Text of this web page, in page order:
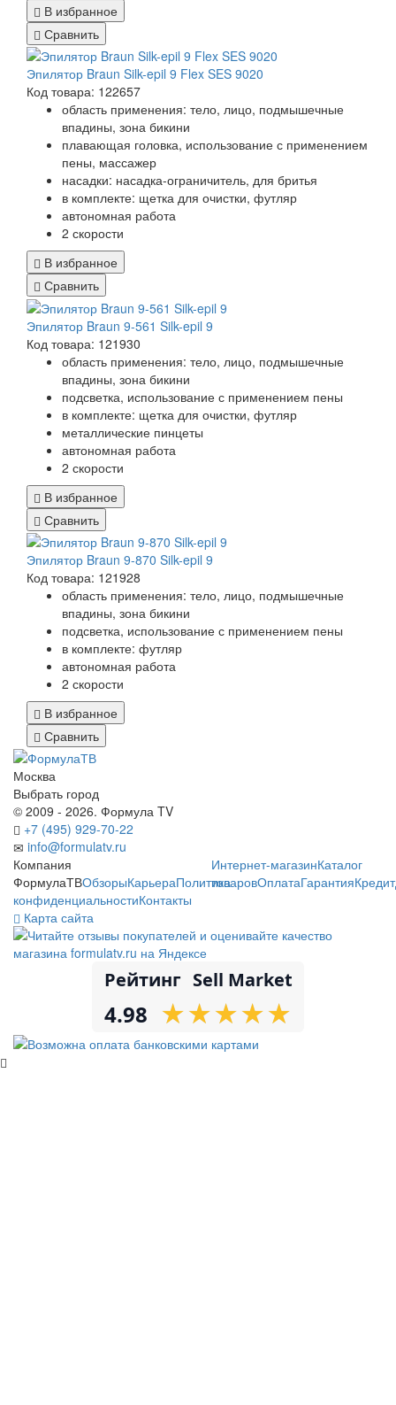
В избранное
Сравнить
Эпилятор Braun Silk-epil 9 Flex SES 9020
Код товара: 122657
область применения: тело, лицо, подмышечные
впадины, зона бикини
плавающая головка, использование с применением
пены, массажер
насадки: насадка-ограничитель, для бритья
в комплекте: щетка для очистки, футляр
автономная работа
2 скорости
В избранное
Сравнить
Эпилятор Braun 9-561 Silk-epil 9
Код товара: 121930
область применения: тело, лицо, подмышечные
впадины, зона бикини
подсветка, использование с применением пены
в комплекте: щетка для очистки, футляр
металлические пинцеты
автономная работа
2 скорости
В избранное
Сравнить
Эпилятор Braun 9-870 Silk-epil 9
Код товара: 121928
область применения: тело, лицо, подмышечные
впадины, зона бикини
подсветка, использование с применением пены
в комплекте: футляр
автономная работа
2 скорости
В избранное
Сравнить
Москва
Выбрать город
© 2009 - 2026. Формула TV
+7 (495) 929-70-22
info@formulatv.ru
Компания
ФормулаТВОбзорыКарьераПолитика
конфиденциальностиКонтакты
Интернет-магазинКаталог
товаровОплатаГарантияКредит
Карта сайта
Рейтинг Sell Market
4.98 ★
★★
★★
★★
★★
★